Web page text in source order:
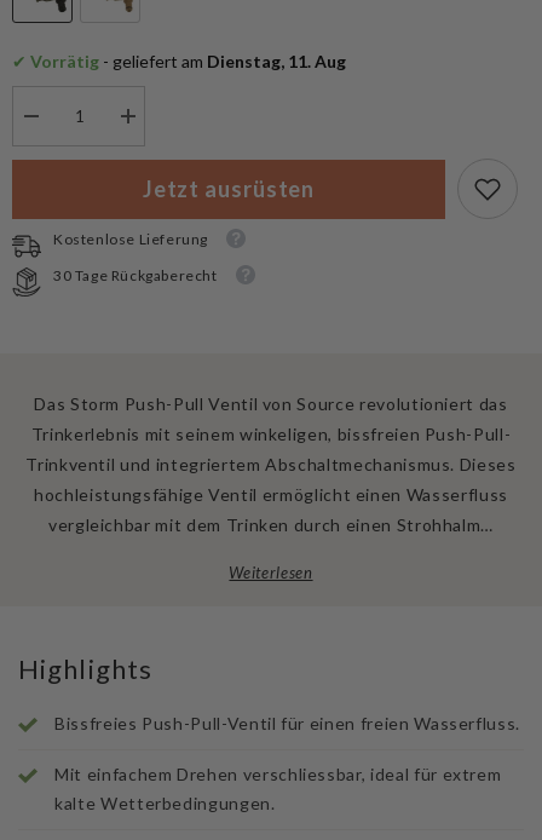
✔ Vorrätig - geliefert am Dienstag, 11. Aug
für
Ersatz
Beissventil
Menge
für
Source
Storm
Ersatz
Beissventil
Jetzt ausrüsten
Kostenlose Lieferung
30 Tage Rückgaberecht
Das Storm Push-Pull Ventil von Source revolutioniert das
Trinkerlebnis mit seinem winkeligen, bissfreien Push-Pull-
Trinkventil und integriertem Abschaltmechanismus. Dieses
hochleistungsfähige Ventil ermöglicht einen Wasserfluss
vergleichbar mit dem Trinken durch einen Strohhalm…
Weiterlesen
Highlights
Bissfreies Push-Pull-Ventil für einen freien Wasserfluss.
Mit einfachem Drehen verschliessbar, ideal für extrem
kalte Wetterbedingungen.